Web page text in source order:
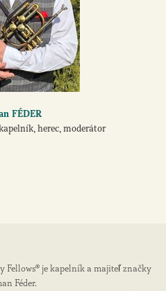
FÉDER
herec, moderátor
Fellows® je kapelník a majiteľ značky
Féder.